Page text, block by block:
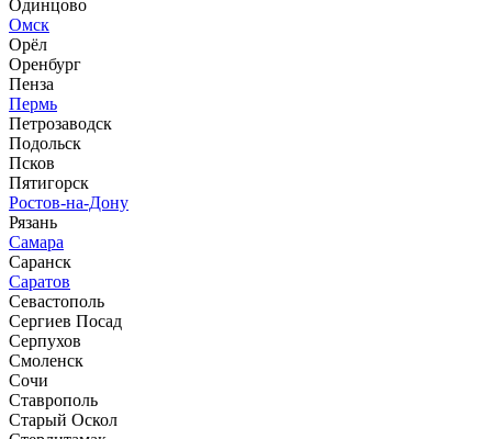
Одинцово
Омск
Орёл
Оренбург
Пенза
Пермь
Петрозаводск
Подольск
Псков
Пятигорск
Ростов-на-Дону
Рязань
Самара
Саранск
Саратов
Севастополь
Сергиев Посад
Серпухов
Смоленск
Сочи
Ставрополь
Старый Оскол